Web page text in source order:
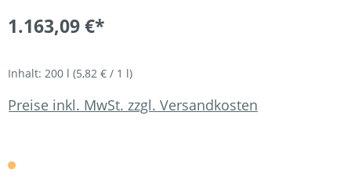
1.163,09 €*
Inhalt: 200 l (5,82 € / 1 l)
Preise inkl. MwSt. zzgl. Versandkosten